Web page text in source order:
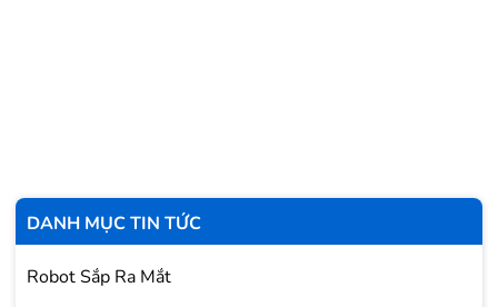
DANH MỤC TIN TỨC
Robot Sắp Ra Mắt